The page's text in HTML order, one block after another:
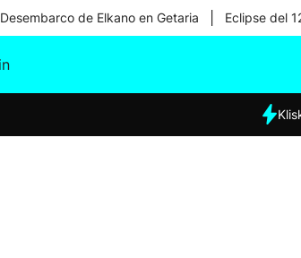
Desembarco de Elkano en Getaria Eclipse del